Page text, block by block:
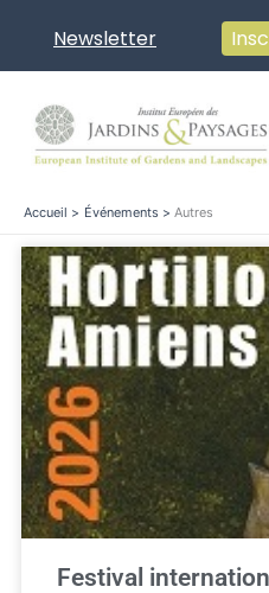
contenu
Accueil Événements Autres
Festival
Newsletter